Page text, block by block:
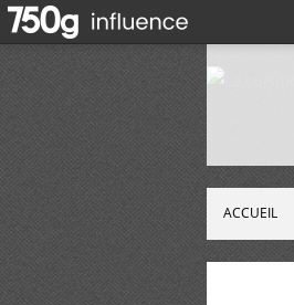
ACCUEIL